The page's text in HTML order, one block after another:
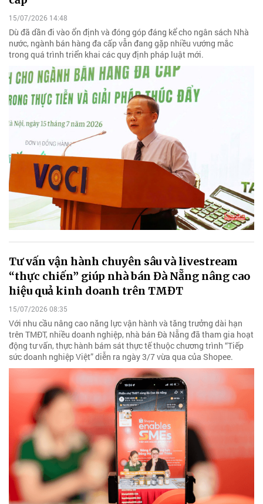
15/07/2026 14:48
Dù đã dần đi vào ổn định và đóng góp đáng kể cho ngân sách Nhà
nước, ngành bán hàng đa cấp vẫn đang gặp nhiều vướng mắc
trong quá trình triển khai các quy định pháp luật mới.
Tư vấn vận hành chuyên sâu và livestream
“thực chiến” giúp nhà bán Đà Nẵng nâng cao
hiệu quả kinh doanh trên TMĐT
15/07/2026 08:35
Với nhu cầu nâng cao năng lực vận hành và tăng trưởng dài hạn
trên TMĐT, nhiều doanh nghiệp, nhà bán Đà Nẵng đã tham gia hoạt
động tư vấn, thực hành bám sát thực tế thuộc chương trình “Tiếp
sức doanh nghiệp Việt” diễn ra ngày 3/7 vừa qua của Shopee.